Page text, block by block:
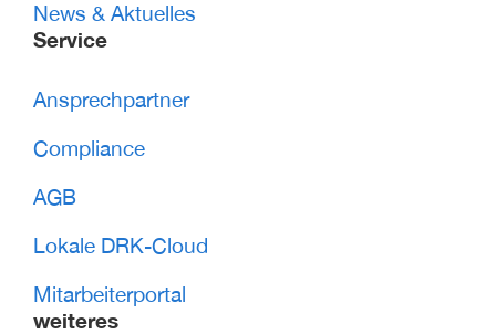
News & Aktuelles
Service
Ansprechpartner
Compliance
AGB
Lokale DRK-Cloud
Mitarbeiterportal
weiteres